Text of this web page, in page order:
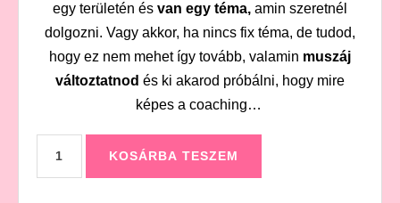
egy területén és van egy téma, amin szeretnél
dolgozni. Vagy akkor, ha nincs fix téma, de tudod,
hogy ez nem mehet így tovább, valamin muszáj
változtatnod és ki akarod próbálni, hogy mire
képes a coaching…
KOSÁRBA TESZEM